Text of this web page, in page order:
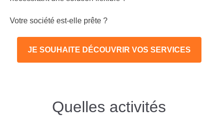
Votre société est-elle prête ?
JE SOUHAITE DÉCOUVRIR VOS SERVICES
Quelles activités